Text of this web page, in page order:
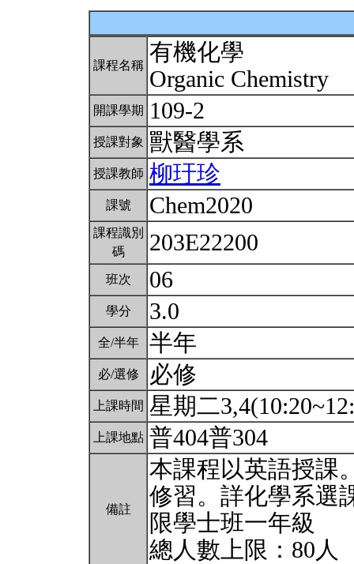
課程名稱 有機化學
Organic Chemistry
開課學期 109-2
授課對象 獸醫學系
授課教師 柳玗珍
課號 Chem2020
課程識別
碼
203E22200
班次 06
學分 3.0
全/半年 半年
必/選修 必修
上課時間 星期二
上課地點 普404普304
備註
本課程以英語授課
修習。詳化學系選
限學士班一年級
總人數上限：80人